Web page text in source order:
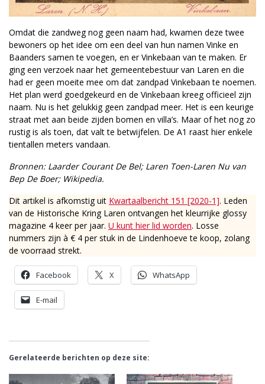
Omdat die zandweg nog geen naam had, kwamen deze twee
bewoners op het idee om een deel van hun namen Vinke en
Baanders samen te voegen, en er Vinkebaan van te maken. Er
ging een verzoek naar het gemeentebestuur van Laren en die
had er geen moeite mee om dat zandpad Vinkebaan te noemen.
Het plan werd goedgekeurd en de Vinkebaan kreeg officieel zijn
naam. Nu is het gelukkig geen zandpad meer. Het is een keurige
straat met aan beide zijden bomen en villa’s. Maar of het nog zo
rustig is als toen, dat valt te betwijfelen. De A1 raast hier enkele
tientallen meters vandaan.
Bronnen: Laarder Courant De Bel; Laren Toen-Laren Nu van
Bep De Boer; Wikipedia.
Dit artikel is afkomstig uit Kwartaalbericht 151 [2020-1]. Leden
van de Historische Kring Laren ontvangen het kleurrijke glossy
magazine 4 keer per jaar. U kunt hier lid worden. Losse
nummers zijn à € 4 per stuk in de Lindenhoeve te koop, zolang
de voorraad strekt.
Facebook X WhatsApp
E-mail
Gerelateerde berichten op deze site: